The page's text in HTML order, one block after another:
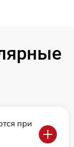
при